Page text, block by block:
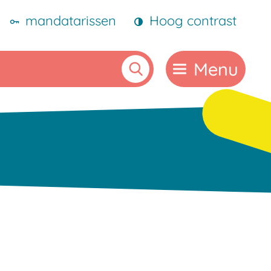
mandatarissen Hoog contrast
Zoeken Menu